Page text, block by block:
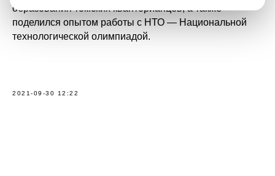
образования томских кванторианцев, а также
поделился опытом работы с НТО — Национальной
технологической олимпиадой.
2021-09-30 12:22